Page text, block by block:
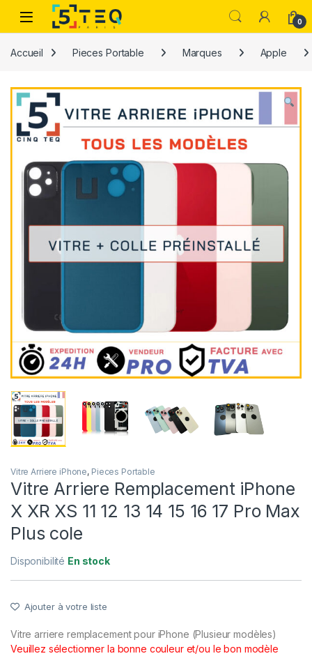
Passer à la navigation
Aller au contenu
0
Accueil Pieces Portable Marques Apple
Vitre Arriere iPhone, Pieces Portable
Vitre Arriere Remplacement iPhone
X XR XS 11 12 13 14 15 16 17 Pro Max
Plus cole
Disponibilité En stock
Ajouter à votre liste
Vitre arriere remplacement pour iPhone (Plusieur modèles)
Veuillez sélectionner la bonne couleur et/ou le bon modèle